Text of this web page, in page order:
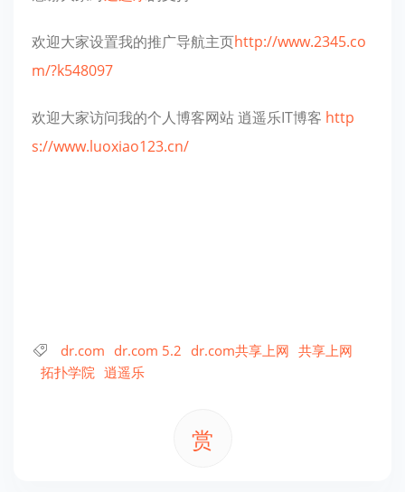
欢迎大家设置我的推广导航主页http://www.2345.co
m/?k548097
欢迎大家访问我的个人博客网站 逍遥乐IT博客 http
s://www.luoxiao123.cn/
dr.com dr.com 5.2 dr.com共享上网 共享上网
拓扑学院 逍遥乐
赏